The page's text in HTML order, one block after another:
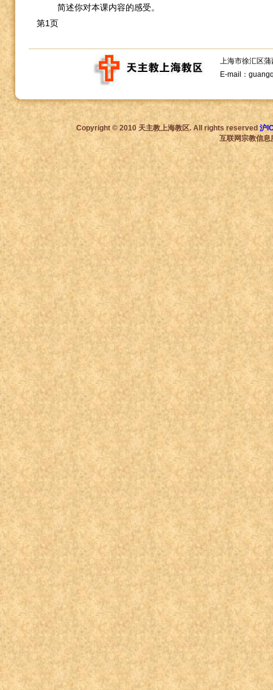
简述你对本课内容的感受。
第1页
上海市徐汇区
E-mail：
Copyright © 2010 天主教上海教区. All rights reserved 沪
互联网宗教信息服